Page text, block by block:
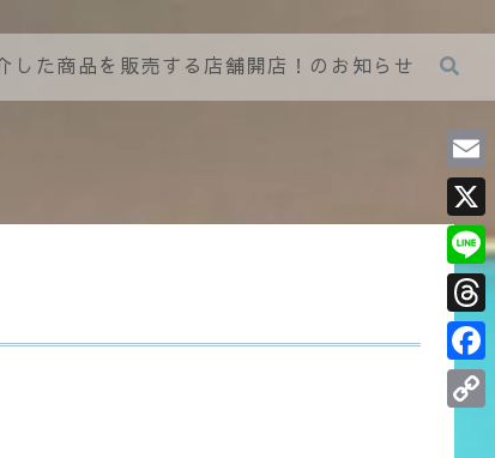
した商品を販売する店舗開店！のお知らせ
E
m
a
i
l
X
L
i
n
e
T
h
r
F